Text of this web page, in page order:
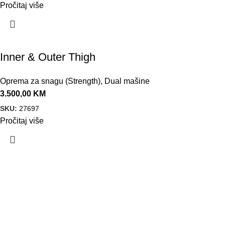
Pročitaj više
Inner & Outer Thigh
Oprema za snagu (Strength), Dual mašine
3.500,00 KM
SKU: 27697
Pročitaj više